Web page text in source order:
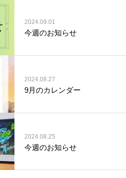
2024.09.01
今週のお知らせ
2024.08.27
9月のカレンダー
2024.08.25
今週のお知らせ